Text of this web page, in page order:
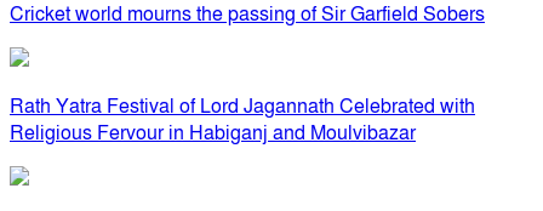
Cricket world mourns the passing of Sir Garfield Sobers
Rath Yatra Festival of Lord Jagannath Celebrated with
Religious Fervour in Habiganj and Moulvibazar